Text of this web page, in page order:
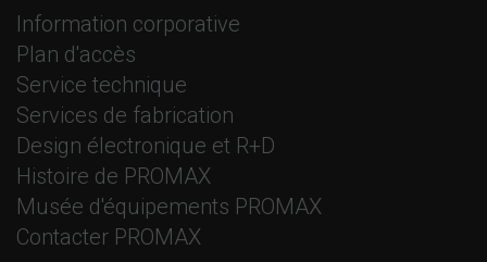
Information corporative
Plan d'accès
Service technique
Services de fabrication
Design électronique et R+D
Histoire de PROMAX
Musée d'équipements PROMAX
Contacter PROMAX